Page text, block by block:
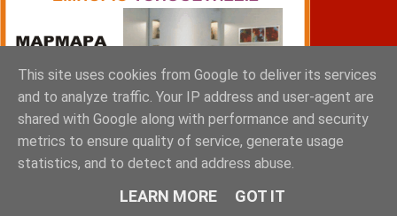
This site uses cookies from Google to deliver its services
and to analyze traffic. Your IP address and user-agent are
shared with Google along with performance and security
metrics to ensure quality of service, generate usage
statistics, and to detect and address abuse.
LEARN MORE GOT IT